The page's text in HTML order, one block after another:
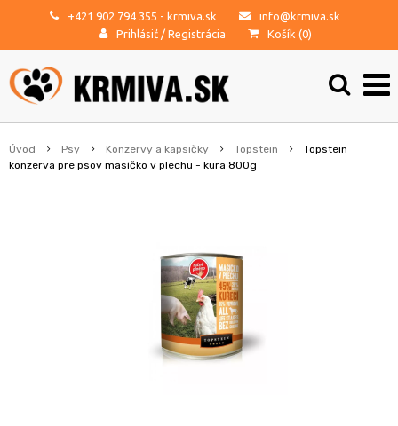
+421 902 794 355 - krmiva.sk
info@krmiva.sk
Prihlásiť / Registrácia Košík (0)
Úvod Psy Konzervy a kapsičky Topstein
Topstein
konzerva pre psov mäsíčko v plechu - kura 800g